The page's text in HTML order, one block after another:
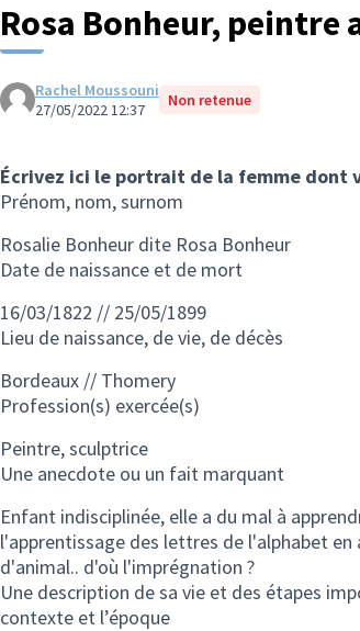
Rosa Bonheur, peintre
Rachel Moussouni
27/05/2022 12:37
Non retenue
Écrivez ici le portrait de la femme dont
Prénom, nom, surnom
Rosalie Bonheur dite Rosa Bonheur
Date de naissance et de mort
16/03/1822 // 25/05/1899
Lieu de naissance, de vie, de décès
Bordeaux // Thomery
Profession(s) exercée(s)
Peintre, sculptrice
Une anecdote ou un fait marquant
Enfant indisciplinée, elle a du mal à
l'apprentissage des lettres de l'alphabet en
d'animal.. d'où l'imprégnation ?
Une description de sa vie et des étapes
contexte et l’époque